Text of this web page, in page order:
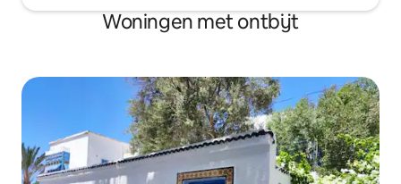
Woningen met ontbijt